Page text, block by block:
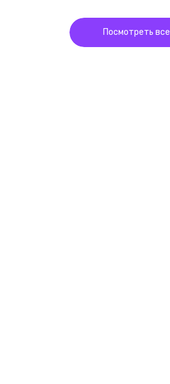
Посмотреть все